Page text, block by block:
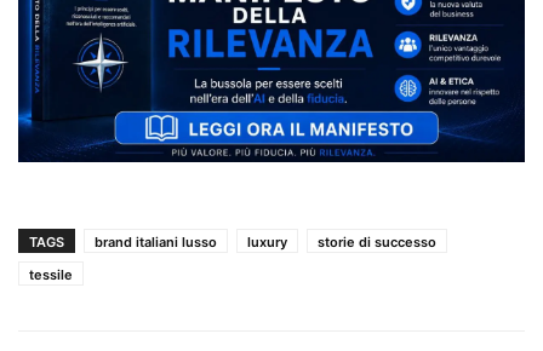
TAGS brand italiani lusso luxury
storie di successo
tessile